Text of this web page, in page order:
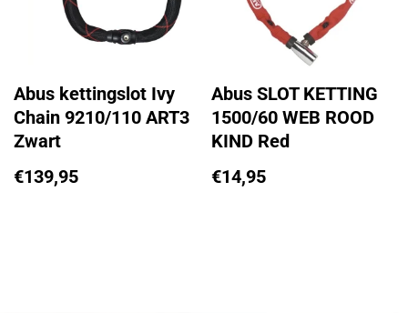
Abus kettingslot Ivy
Chain 9210/110 ART3
Zwart
€139,95
Abus SLOT KETTING
1500/60 WEB ROOD
KIND Red
€14,95